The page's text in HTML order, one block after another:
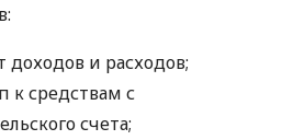
и расходов;
к средствам с
счета;